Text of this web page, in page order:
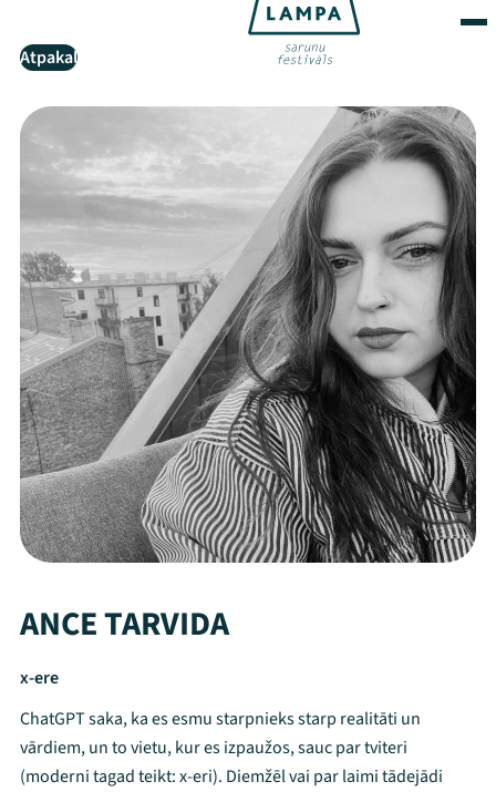
Atpakaļ
ANCE TARVIDA
x-ere
ChatGPT saka, ka es esmu starpnieks starp realitāti un
vārdiem, un to vietu, kur es izpaužos, sauc par tviteri
(moderni tagad teikt: x-eri). Diemžēl vai par laimi tādejādi